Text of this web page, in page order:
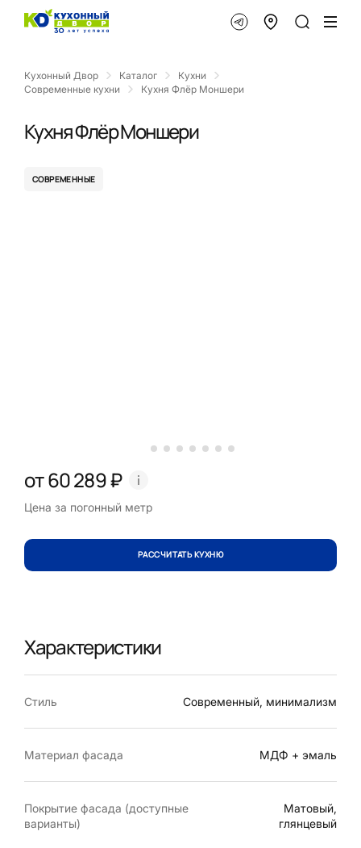
Кухонный Двор Каталог
Кухни
Современные кухни
Кухня Флёр Моншери
Кухня Флёр Моншери
СОВРЕМЕННЫЕ
от 60 289 ₽
Цена за погонный метр
РАССЧИТАТЬ КУХНЮ
Характеристики
Стиль Современный, минимализм
Материал фасада МДФ + эмаль
Покрытие фасада (доступные
варианты)
Матовый,
глянцевый